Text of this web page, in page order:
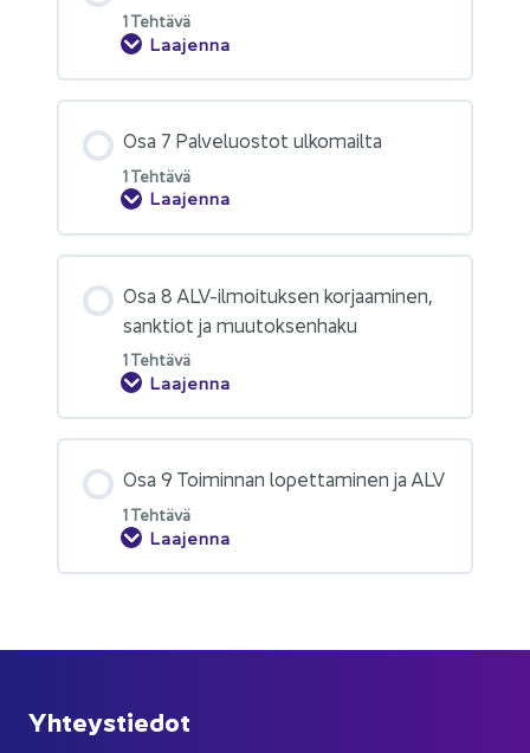
1 Teh­tä­vä
Laajenna
Osa 7 Pal­ve­luos­tot ul­ko­mail­ta
1 Teh­tä­vä
Laajenna
Osa 8 ALV-​ilmoituksen kor­jaa­mi­nen,
sank­tiot ja muu­tok­sen­ha­ku
1 Teh­tä­vä
Laajenna
Osa 9 Toi­min­nan lo­pet­ta­mi­nen ja ALV
1 Teh­tä­vä
Laajenna
Yh­teys­tie­dot